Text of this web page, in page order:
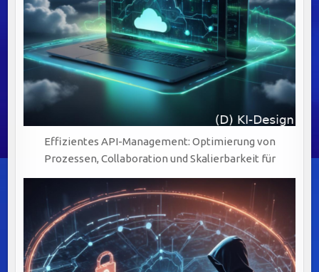
Effizientes API-Management: Optimierung von
Prozessen, Collaboration und Skalierbarkeit für